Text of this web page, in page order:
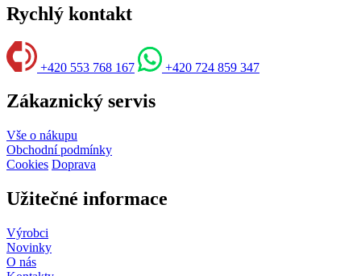
Rychlý kontakt
+420 553 768 167 +420 724 859 347
Zákaznický servis
Vše o nákupu
Obchodní podmínky
Cookies Doprava
Užitečné informace
Výrobci
Novinky
O nás